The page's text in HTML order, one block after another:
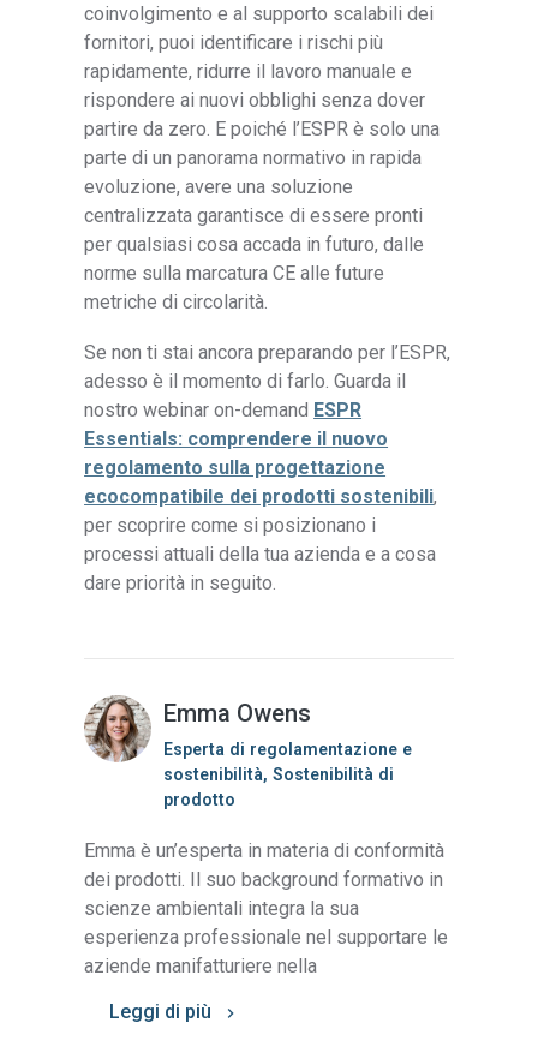
coinvolgimento e al supporto scalabili dei
fornitori, puoi identificare i rischi più
rapidamente, ridurre il lavoro manuale e
rispondere ai nuovi obblighi senza dover
partire da zero. E poiché l’ESPR è solo una
parte di un panorama normativo in rapida
evoluzione, avere una soluzione
centralizzata garantisce di essere pronti
per qualsiasi cosa accada in futuro, dalle
norme sulla marcatura CE alle future
metriche di circolarità.
Se non ti stai ancora preparando per l’ESPR,
adesso è il momento di farlo. Guarda il
nostro webinar on-demand ESPR
Essentials: comprendere il nuovo
regolamento sulla progettazione
ecocompatibile dei prodotti sostenibili,
per scoprire come si posizionano i
processi attuali della tua azienda e a cosa
dare priorità in seguito.
Emma Owens
Esperta di regolamentazione e
sostenibilità, Sostenibilità di
prodotto
Emma è un’esperta in materia di conformità
dei prodotti. Il suo background formativo in
scienze ambientali integra la sua
esperienza professionale nel supportare le
aziende manifatturiere nella
Leggi di più